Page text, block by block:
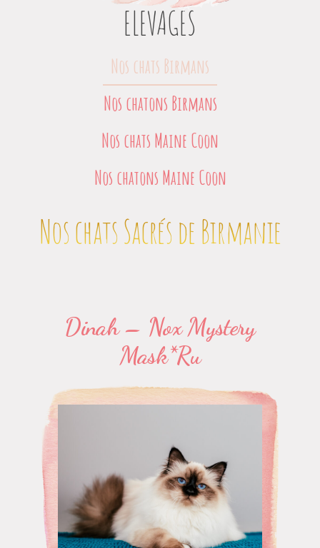
ELEVAGES
Nos chats Birmans
Nos chatons Birmans
Nos chats Maine Coon
Nos chatons Maine Coon
Nos chats Sacrés de Birmanie
Dinah – Nox Mystery
Mask*Ru